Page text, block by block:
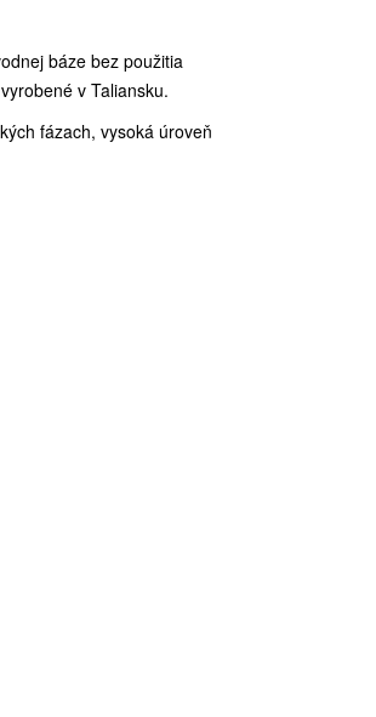
báze bez použitia
v Taliansku.
fázach, vysoká úroveň